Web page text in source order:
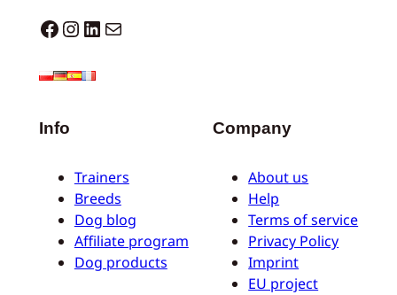
Dogo facebook InstagramLinkedIn E-mail
Info
Trainers
Breeds
Dog blog
Affiliate program
Dog products
Company
About us
Help
Terms of service
Privacy Policy
Imprint
EU project